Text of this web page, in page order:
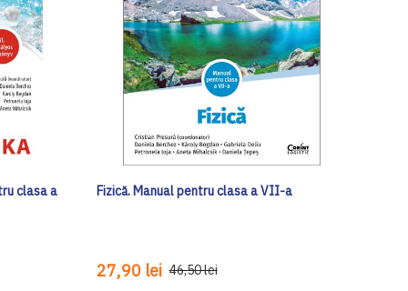
clasa a
Fizică. Manual pentru clasa a VII-a
27,90 lei 46,50 lei